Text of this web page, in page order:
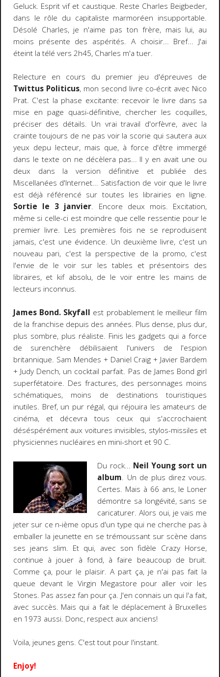
Geluck. Esprit vif et caustique. Reste Charles Beigbeder,
dans le rôle du capitaliste marmoréen insupportable.
Désolé Charles, je n'aime pas ton frère, mais lui, au
moins présente des aspérités. A choisir... Bref... J'ai
éteint la télé vers 2h45, Charles m'a tuer.
Relecture en cours du premier jeu d'épreuves de
Twittus Politicus, mon second livre co-écrit avec Nico
Prat. C'est la phase excitante: recevoir le livre dans sa
mise en page quasi-définitive, chercher les coquilles,
préciser des détails. Un vrai travail d'orfèvre, avec la
crainte toujours de ne pas voir la scorie qui sautera aux
yeux depu lecteur, mais que, à force d'être immergé
dans le texte on ne décèlera pas... Il y en avait une ou
deux dans la version définitive et publiée des
Miscellanées d'Internet... Satisfaction de voir que le livre
est déjà référencé sur toutes les librairies en ligne.
Sortie le 3 janvier. Encore deux mois. Excitation,
même si celle-ci est moindre que celle ressentie pour le
premier livre. Les premières fois ne se reproduisent
jamais, c'est une évidence. Un deuxième livre, c'est un
nouveau pari, c'est la perspective de la promo, c'est
l'envie de le voir sur les tables et présentoirs des
libraires, et kif absolu, de le voir entre les mains de
lecteurs inconnus.
James Bond. Skyfall est probablement le meilleur film
de la franchise depuis des années. Plus dense, plus dur,
plus sombre, plus réaliste. Finis les gadgets qui a force
de surenchère débilisaient l'univers de l'espion
britannique. Sam Mendes + Daniel Craig + Javier Bardem
+ Judy Dench, un cocktail parfait. Pas de James Bond girl
superfétatoire. Des fractures, des personnages moins
schématiques, moins de destinations touristiques
inutiles. Bref, un pur régal, qui réjouira les amateurs de
cinéma, et décevra tous ceux qui s'accrochaient
déséspérément aux voitures invisibles, stylos-missiles et
physiciennes nucléaires en mini-short et 90 C.
Du rock... Neil Young sort un
album. Un de plus direz vous.
Certes. Mais à 66 ans, le Loner
démontre sa longévité, sans se
caricaturer. Alors oui, je vais me
jeter sur ce n-ième opus d'un type qui ne cherche pas à
emballer la jeunette en se trémoussant sur scène dans
ses jeans slim. Et qui, avec son fidèle Crazy Horse,
continue à jouer à fond, à faire beaucoup de bruit.
Comme ça, pour le plaisir. A part ça, je n'ai pas fait la
queue devant le Virgin Megastore pour aller voir les
Stones. Pas assez fan pour ça. J'en connais un qui l'a fait,
avec succès. Mais qui a fait le déplacement à Bruxelles
en 1973 aussi. Donc, respect aux anciens!
Voila, jeunes gens. C'est tout pour l'instant.
Enjoy!